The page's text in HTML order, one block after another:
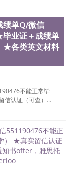
绩单Q/微信
业证＋成绩单
★各类英文材料
不能正常毕
信认证（可查）...